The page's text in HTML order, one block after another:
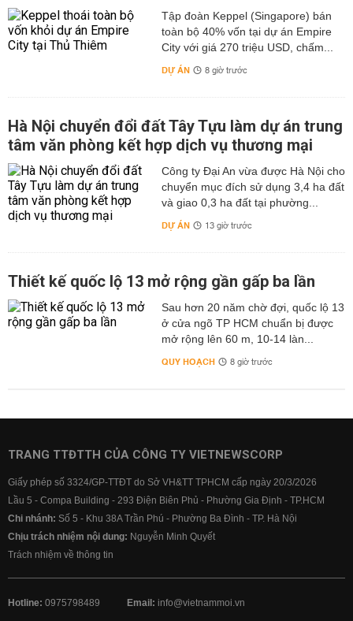
Tập đoàn Keppel (Singapore) bán
toàn bộ 40% vốn tại dự án Empire
City với giá 270 triệu USD, chấm...
DỰ ÁN 8 giờ trước
Hà Nội chuyển đổi đất Tây Tựu làm dự án trung
tâm văn phòng kết hợp dịch vụ thương mại
Công ty Đại An vừa được Hà Nội cho
chuyển mục đích sử dụng 3,4 ha đất
và giao 0,3 ha đất tại phường...
DỰ ÁN 13 giờ trước
Thiết kế quốc lộ 13 mở rộng gần gấp ba lần
Sau hơn 20 năm chờ đợi, quốc lộ 13
ở cửa ngõ TP HCM chuẩn bị được
mở rộng lên 60 m, 10-14 làn...
QUY HOẠCH 8 giờ trước
TRANG TTĐTTH CỦA CÔNG TY VIETNEWSCORP
Giấy phép số 3324/GP-TTĐT do Sở VH&TT TPHCM cấp ngày 20/3/2026
Lầu 5 - Compa Building - 293 Điện Biên Phủ - Phường Gia Định - TP.HCM
Chi nhánh: Số 5 - Khu 38A Trần Phú - Phường Ba Đình - TP. Hà Nội
Chịu trách nhiệm nội dung: Nguyễn Minh Quyết
Trách nhiệm về thông tin
Hotline: 0975798489 Email: info@vietnammoi.vn